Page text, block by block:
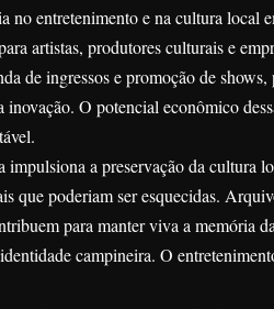
no entretenimento e na cultura local
artistas, produtores culturais e
de ingressos e promoção de
O potencial econômico
impulsiona a preservação da cultura
que poderiam ser esquecidas.
para manter viva a memória
campineira. O